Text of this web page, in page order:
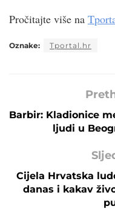
Pročitajte više na
Oznake: Tportal.hr
Barbir: Kladionice
ljudi u
Cijela Hrvatska
danas i kakav